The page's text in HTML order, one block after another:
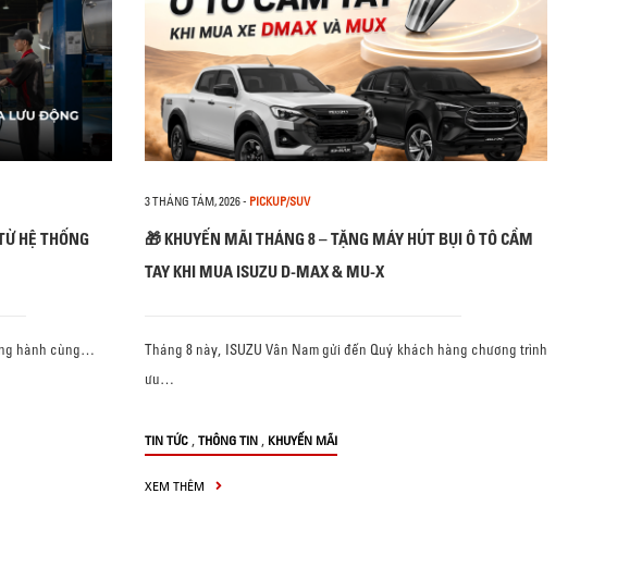
HỆ THỐNG
hành cùng…
3 THÁNG TÁM, 2026- PICKUP/SUV
🎁 KHUYẾN MÃI THÁNG 8 – TẶNG MÁY HÚT BỤI Ô TÔ CẦM
TAY KHI MUA ISUZU D-MAX & MU-X
Tháng 8 này, ISUZU Vân Nam gửi đến Quý khách hàng chương trình
ưu…
TIN TỨC , THÔNG TIN , KHUYẾN MÃI
XEM THÊM